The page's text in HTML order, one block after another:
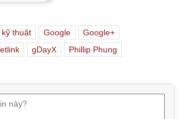
kỹ thuật Google
Google+
gDayX Phillip Phung